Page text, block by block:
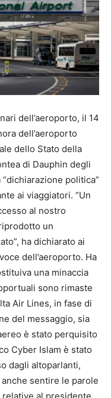
dell’aeroporto, il 14
dell’aeroporto
dello Stato della
di Dauphin degli
politica”
ai viaggiatori. “Un
al nostro
un
ha dichiarato ai
dell’aeroporto. Ha
una minaccia
sono rimaste
Air Lines, in fase di
del messaggio, sia
è stato perquisito
Cyber ​​Islam è stato
dagli altoparlanti,
sentire le parole